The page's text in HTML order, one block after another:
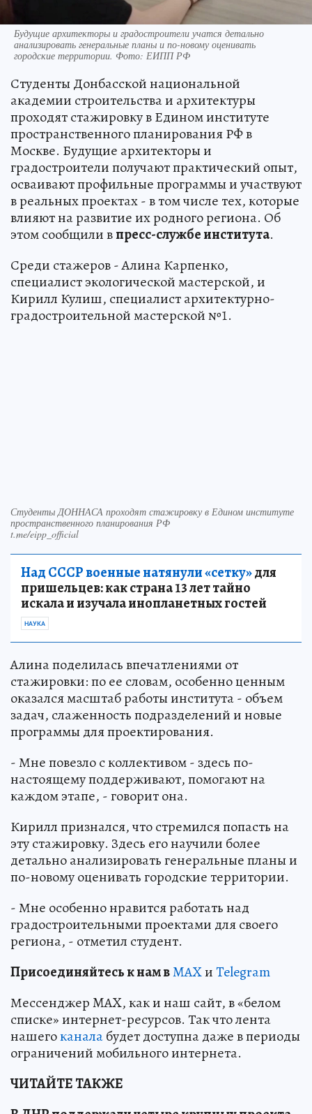
Будущие архитекторы и градостроители учатся детально
анализировать генеральные планы и по-новому оценивать
городские территории. Фото: ЕИПП РФ
Студенты Донбасской национальной
академии строительства и архитектуры
проходят стажировку в Едином институте
пространственного планирования РФ в
Москве. Будущие архитекторы и
градостроители получают практический опыт,
осваивают профильные программы и участвуют
в реальных проектах - в том числе тех, которые
влияют на развитие их родного региона. Об
этом сообщили впресс-службе института.
Среди стажеров - Алина Карпенко,
специалист экологической мастерской, и
Кирилл Кулиш, специалист архитектурно-
градостроительной мастерской №1.
Студенты ДОННАСА проходят стажировку в Едином институте
пространственного планирования РФ
t.me/eipp_official
Над СССР военные натянули «сетку»для
пришельцев: как страна 13 лет тайно
искала и изучала инопланетных гостей
НАУКА
Алина поделилась впечатлениями от
стажировки: по ее словам, особенно ценным
оказался масштаб работы института - объем
задач, слаженность подразделений и новые
программы для проектирования.
- Мне повезло с коллективом - здесь по-
настоящему поддерживают, помогают на
каждом этапе, - говорит она.
Кирилл признался, что стремился попасть на
эту стажировку. Здесь его научили более
детально анализировать генеральные планы и
по-новому оценивать городские территории.
- Мне особенно нравится работать над
градостроительными проектами для своего
региона, - отметил студент.
Присоединяйтесь к нам вMAXиTelegram
Мессенджер MAX, как и наш сайт, в «белом
списке» интернет-ресурсов. Так что лента
нашегоканалабудет доступна даже в периоды
ограничений мобильного интернета.
ЧИТАЙТЕ ТАКЖЕ